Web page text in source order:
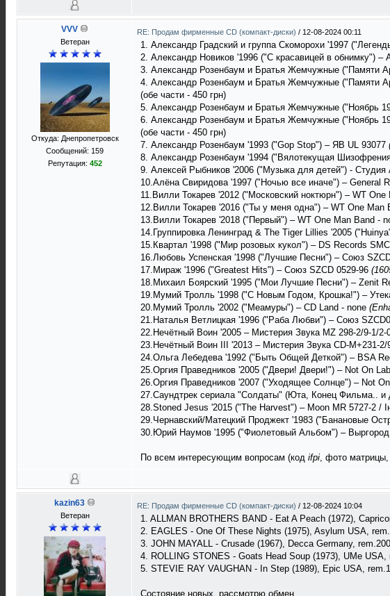
VVV
Ветеран
Откуда: Днепропетровск
Сообщений: 159
Репутация: 452
RE: Продам фирменные CD (компакт-диски) / 12-08-2024 00:11
1. Александр Градский и группа Скоморохи '1997
2. Александр Новиков '1996 ("С красавицей в обнимку") –
3. Александр Розенбаум и Братья Жемчужные ("Памяти
4. Александр Розенбаум и Братья Жемчужные ("Памяти
(обе части - 450 грн)
5. Александр Розенбаум и Братья Жемчужные ("Ноябрь
6. Александр Розенбаум и Братья Жемчужные ("Ноябрь
(обе части - 450 грн)
7. Александр Розенбаум '1993 ("Gop Stop") – ЯВ UL 93077
8. Александр Розенбаум '1994 ("Вялотекущая
9. Алексей Рыбников '2006 ("Музыка для детей") - Студия
10.Алёна Свиридова '1997 ("Ночью все иначе") – General
11.Вилли Токарев '2012 ("Московский ноктюрн") – WT One
12.Вилли Токарев '2016 ("Ты у меня одна") – WT One Man
13.Вилли Токарев '2018 ("Первый") – WT One Man Band -
14.Группировка Ленинград & The Tiger Lillies '2005
15.Квартал '1998 ("Мир розовых кукол") – DS Records
16.Любовь Успенская '1998 ("Лучшие Песни") – Союз
17.Мираж '1996 ("Greatest Hits") – Союз SZCD 0529-96
18.Михаил Боярский '1995 ("Мои Лучшие Песни") – Zenit
19.Мумий Тролль '1998 ("С Новым Годом, Крошка!") –
20.Мумий Тролль '2002 ("Меамуры") – CD Land ‎- none
21.Наталья Ветлицкая '1996 ("Раба Любви") – Союз
22.Нечётный Воин '2005 – Мистерия Звука ‎MZ 298-2/9-1/2-
23.Нечётный Воин III '2013 – Мистерия Звука ‎CD-M+231-2/
24.Ольга Лебедева '1992 ("Быть Общей Деткой") – BSA
25.Оргия Праведников '2005 ("Двери! Двери!") – Not On
26.Оргия Праведников '2007 ("Уходящее Солнце") – Not
27.Саундтрек сериала "Солдаты" (Юта, Конец Фильма.. и
28.Stoned Jesus '2015 ("The Harvest") – Moon MR 5727-2 /
29.Чернавский/Матецкий Проджект '1983 ("Банановые
30.Юрий Наумов '1995 (‎"Фиолетовый Альбом") –
По всем интересующим вопросам (код ifpi, фото матрицы,
kazin63
Ветеран
RE: Продам фирменные CD (компакт-диски) / 12-08-2024 10:04
1. ALLMAN BROTHERS BAND - Eat A Peach (1972),
2. EAGLES - One Of These Nights (1975), Asylum USA,
3. JOHN MAYALL - Crusade (1967), Decca Germany,
4. ROLLING STONES - Goats Head Soup (1973), UMe USA,
5. STEVIE RAY VAUGHAN - In Step (1989), Epic USA,
Состояние новых, рассмотрю обмен